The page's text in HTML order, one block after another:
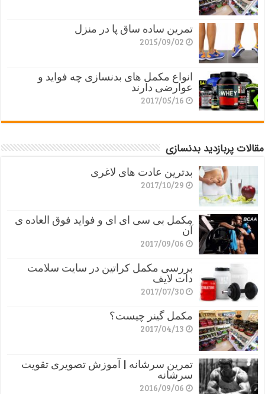
تمرین ساده ساق پا در منزل
2015/09/02
انواع مکمل های بدنسازی چه فواید و
عوارضی دارند
2017/05/16
مقالات پربازدید بدنسازی
بدترین عادت های لاغری
2017/10/29
مکمل بی سی ای ای و فواید فوق العاده ی
آن
2017/09/06
بررسی مکمل کراتین در سایت سلامت
دات لایف
2017/07/30
مکمل گینر چیست؟
2017/04/13
تمرین سرشانه | آموزش تصویری تقویت
سرشانه
2016/09/06